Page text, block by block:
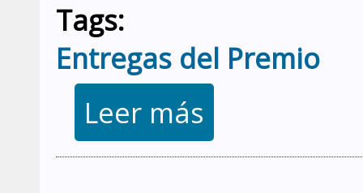
Tags:
Entregas del Premio
Leer más